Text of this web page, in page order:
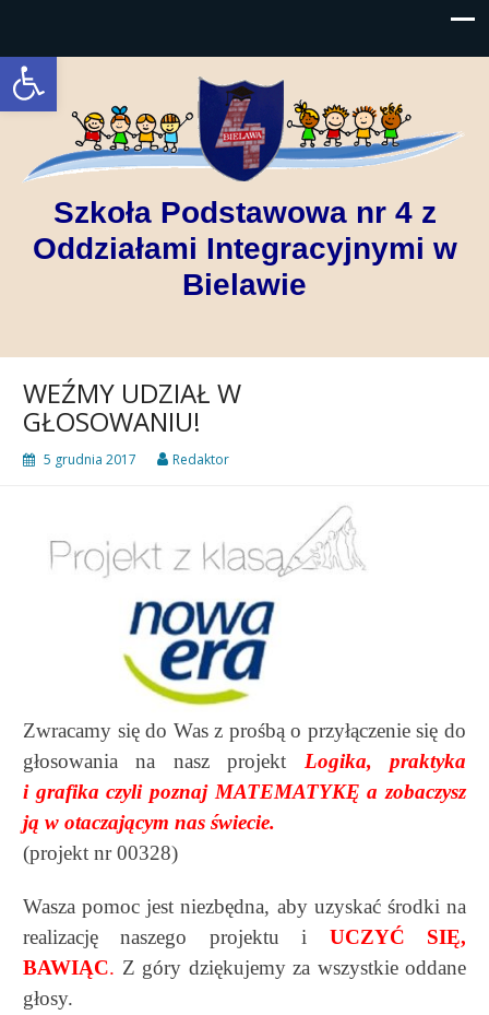
Open toolbar
Szkoła Podstawowa nr 4 z
Oddziałami Integracyjnymi w
Bielawie
WEŹMY UDZIAŁ W
GŁOSOWANIU!
5 grudnia 2017 Redaktor
Zwracamy się do Was z prośbą o przyłączenie się do
głosowania na nasz projekt
Logika, praktyka
i grafika czyli poznaj MATEMATYKĘ a zobaczysz
ją w otaczającym nas świecie.
(projekt nr 00328)
Wasza pomoc jest niezbędna, aby uzyskać środki na
realizację naszego projektu i UCZYĆ SIĘ,
BAWIĄC. Z góry dziękujemy za wszystkie oddane
głosy.